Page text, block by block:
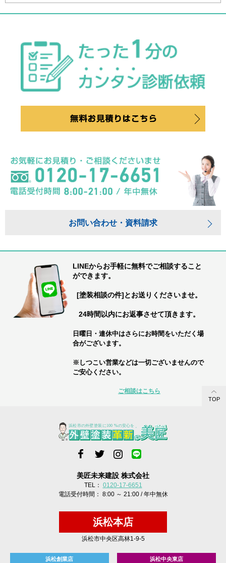
お問い合わせ・資料請求
LINEからお手軽に無料でご相談すること
ができます。
[塗装相談の件]とお送りくださいませ。
24時間以内にお返事させて頂きます。
日曜日・連休中はさらにお時間をいただく場
合がございます。
※しつこい営業などは一切ございませんので
ご安心ください。
ご相談はこちら
TOP
美匠未来建設 株式会社
TEL： 0120-17-6651
電話受付時間： 8:00 ～ 21:00 / 年中無休
浜松本店
浜松市中央区高林1-9-5
浜松創業店 浜松中央東店